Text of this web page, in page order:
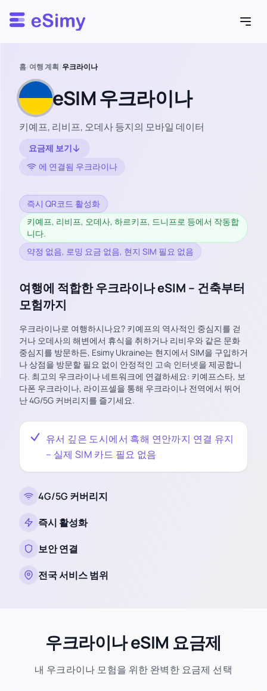
Esimy
홈/여행 계획/우크라이나
eSIM 우크라이나
키예프, 리비프, 오데사 등지의 모바일 데이터
요금제 보기
에 연결됨 우크라이나
즉시 QR코드 활성화
키예프, 리비프, 오데사, 하르키프, 드니프로 등에서 작동합
니다.
약정 없음, 로밍 요금 없음, 현지 SIM 필요 없음
여행에 적합한 우크라이나 eSIM – 건축부터
모험까지
우크라이나로 여행하시나요? 키예프의 역사적인 중심지를 걷
거나 오데사의 해변에서 휴식을 취하거나 리비우와 같은 문화
중심지를 방문하든, Esimy Ukraine는 현지에서 SIM을 구입하거
나 상점을 방문할 필요 없이 안정적인 고속 인터넷을 제공합니
다. 최고의 우크라이나 네트워크에 연결하세요: 키예프스타, 보
다폰 우크라이나, 라이프셀을 통해 우크라이나 전역에서 뛰어
난 4G/5G 커버리지를 즐기세요.
유서 깊은 도시에서 흑해 연안까지 연결 유지
– 실제 SIM 카드 필요 없음
4G/5G 커버리지
즉시 활성화
보안 연결
전국 서비스 범위
우크라이나 eSIM 요금제
내 우크라이나 모험을 위한 완벽한 요금제 선택